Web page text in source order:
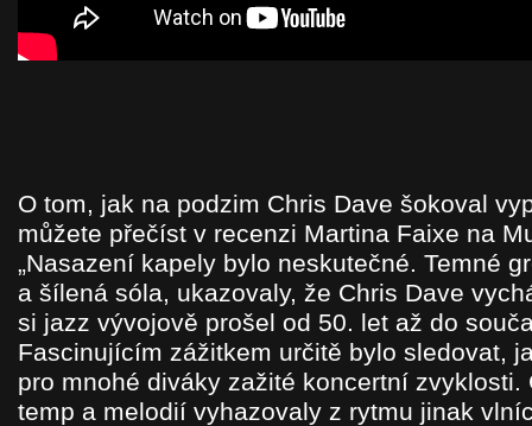
O tom, jak na podzim Chris Dave šokoval
můžete přečíst v recenzi Martina Faixe na
„Nasazení kapely bylo neskutečné. Temné
a šílená sóla, ukazovaly, že Chris Dave
si jazz vývojově prošel od 50. let až do
Fascinujícím zážitkem určitě bylo sledovat,
pro mnohé diváky zažité koncertní zvyklosti.
temp a melodií vyhazovaly z rytmu jinak